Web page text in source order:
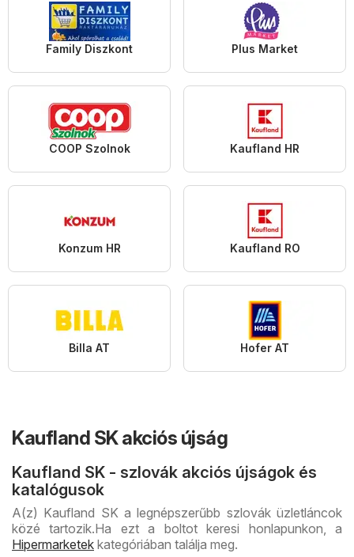
Family Diszkont Plus Market
COOP Szolnok Kaufland HR
Konzum HR Kaufland RO
Billa AT Hofer AT
Kaufland SK akciós újság
Kaufland SK - szlovák akciós újságok és
katalógusok
A(z) Kaufland SK a legnépszerűbb szlovák üzletláncok
közé tartozik.Ha ezt a boltot keresi honlapunkon, a
Hipermarketek kategóriában találja meg.